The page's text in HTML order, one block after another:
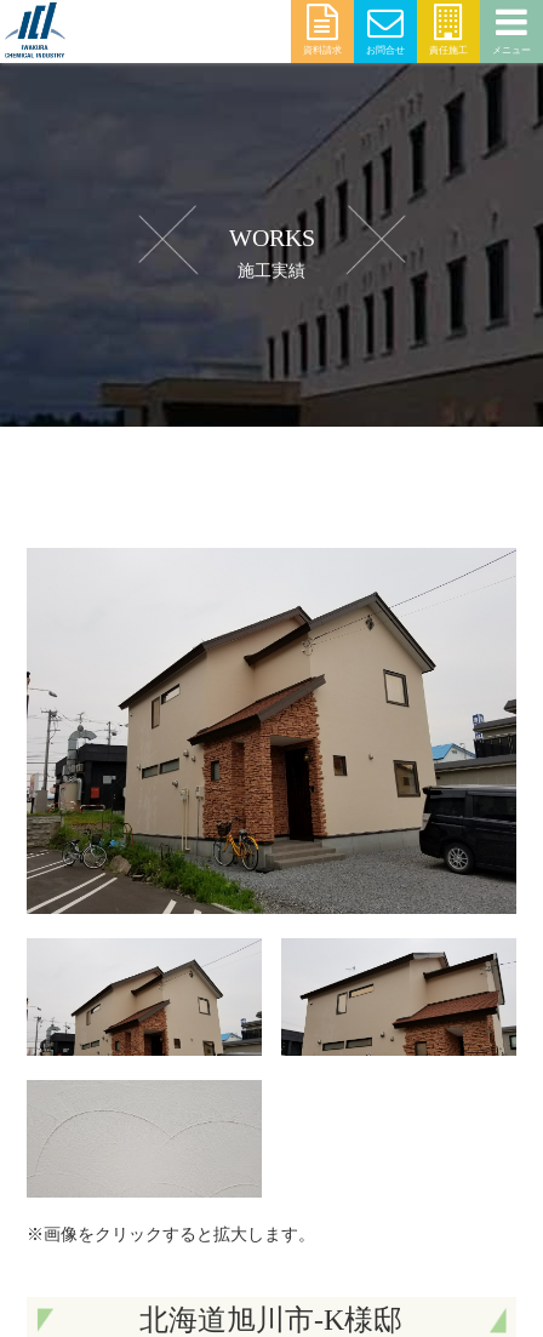
資料請求 お問合せ 責任施工 メニュー
WORKS
施工実績
※画像をクリックすると拡大します。
北海道旭川市-K様邸